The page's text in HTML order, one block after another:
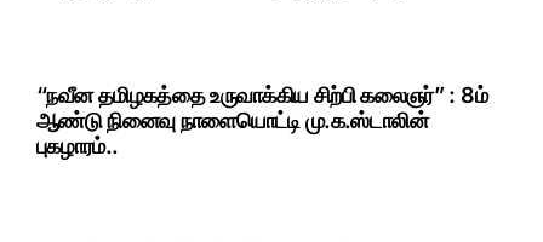
“நவீன தமிழகத்தை உருவாக்கிய சிற்பி கலைஞர்” : 8ம்
ஆண்டு நினைவு நாளையொட்டி மு.க.ஸ்டாலின்
புகழாரம்..